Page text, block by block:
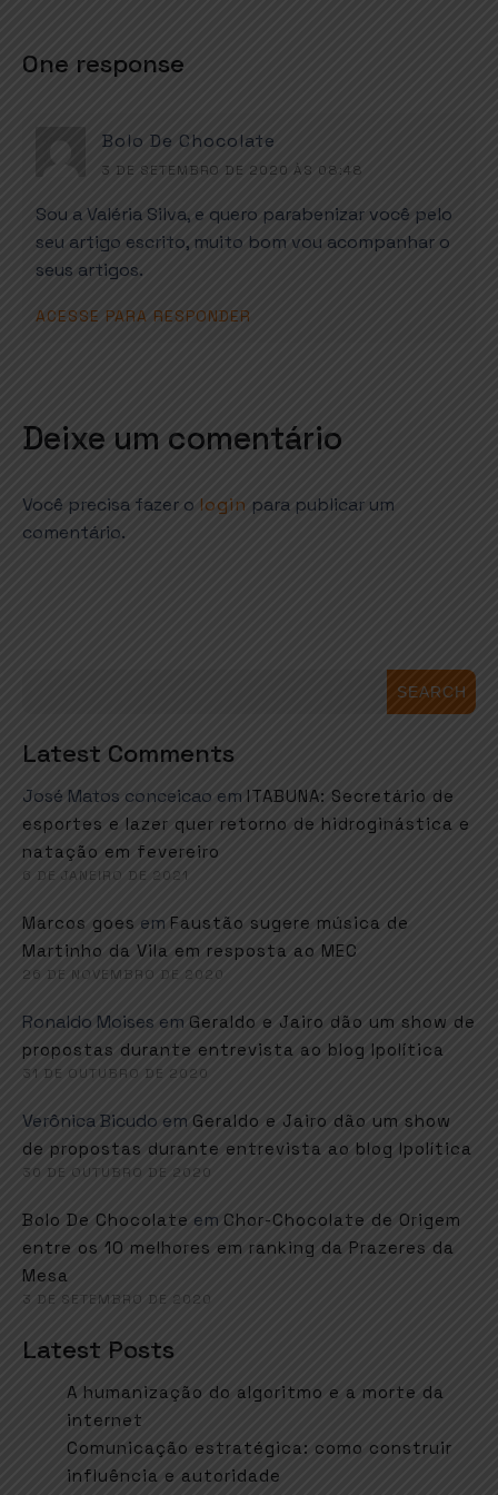
One response
Bolo De Chocolate
3 DE SETEMBRO DE 2020 ÀS 08:48
Sou a Valéria Silva, e quero parabenizar você pelo
seu artigo escrito, muito bom vou acompanhar o
seus artigos.
ACESSE PARA RESPONDER
Deixe um comentário
Você precisa fazer o login para publicar um
comentário.
SEARCH
Latest Comments
José Matos conceicao em ITABUNA: Secretário de
esportes e lazer quer retorno de hidroginástica e
natação em fevereiro
6 DE JANEIRO DE 2021
Marcos goes em Faustão sugere música de
Martinho da Vila em resposta ao MEC
26 DE NOVEMBRO DE 2020
Ronaldo Moises em Geraldo e Jairo dão um show de
propostas durante entrevista ao blog Ipolítica
31 DE OUTUBRO DE 2020
Verônica Bicudo em Geraldo e Jairo dão um show
de propostas durante entrevista ao blog Ipolítica
30 DE OUTUBRO DE 2020
Bolo De Chocolate em Chor-Chocolate de Origem
entre os 10 melhores em ranking da Prazeres da
Mesa
3 DE SETEMBRO DE 2020
Latest Posts
A humanização do algoritmo e a morte da
internet
Comunicação estratégica: como construir
influência e autoridade